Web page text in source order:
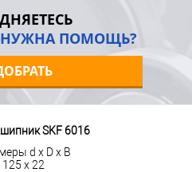
НУЖНА ПОМОЩЬ?
SKF 6016
d x D x B
125 x 22